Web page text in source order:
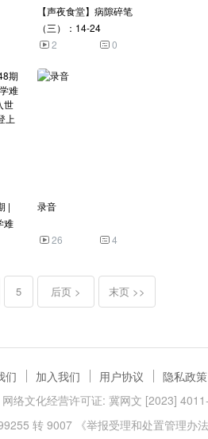
【声夜食堂】病隙碎笔
（三）：14-24
2
0
|
难
录音
26 4
5 后页 > 末页 >>
们 加入我们 用户协议 隐私政策
网络文化经营许可证: 冀网文 [2023]
转 9007 《举报受理和处置管理办法